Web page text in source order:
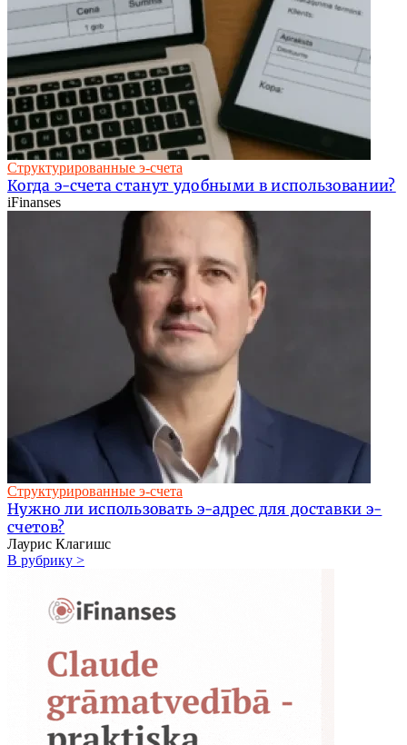
Структурированные э-счета
Когда э-счета станут удобными в использовании?
iFinanses
Структурированные э-счета
Нужно ли использовать э-адрес для доставки э-
счетов?
Лаурис Клагишс
В рубрику >